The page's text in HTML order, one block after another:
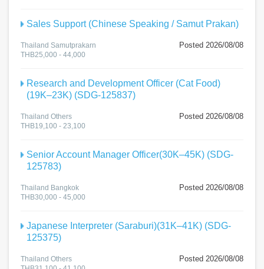
Sales Support (Chinese Speaking / Samut Prakan)
Posted 2026/08/08
Thailand Samutprakarn
THB25,000 - 44,000
Research and Development Officer (Cat Food)
(19K–23K) (SDG-125837)
Posted 2026/08/08
Thailand Others
THB19,100 - 23,100
Senior Account Manager Officer(30K–45K) (SDG-
125783)
Posted 2026/08/08
Thailand Bangkok
THB30,000 - 45,000
Japanese Interpreter (Saraburi)(31K–41K) (SDG-
125375)
Posted 2026/08/08
Thailand Others